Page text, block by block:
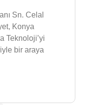
Sn. Celal
Konya
Teknoloji’yi
bir araya